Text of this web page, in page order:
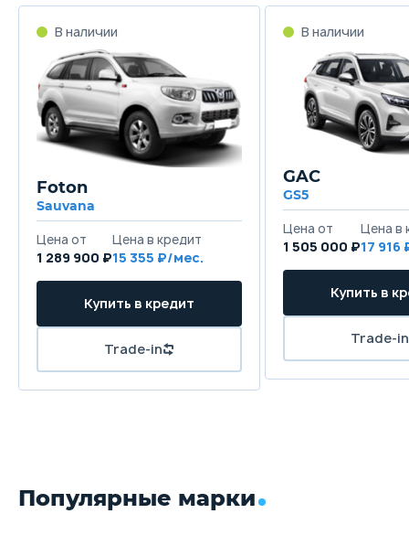
Foton
Sauvana
1 289 900 ₽15 355
GAC
GS5
1 505 000 ₽17 916
Популярные марки